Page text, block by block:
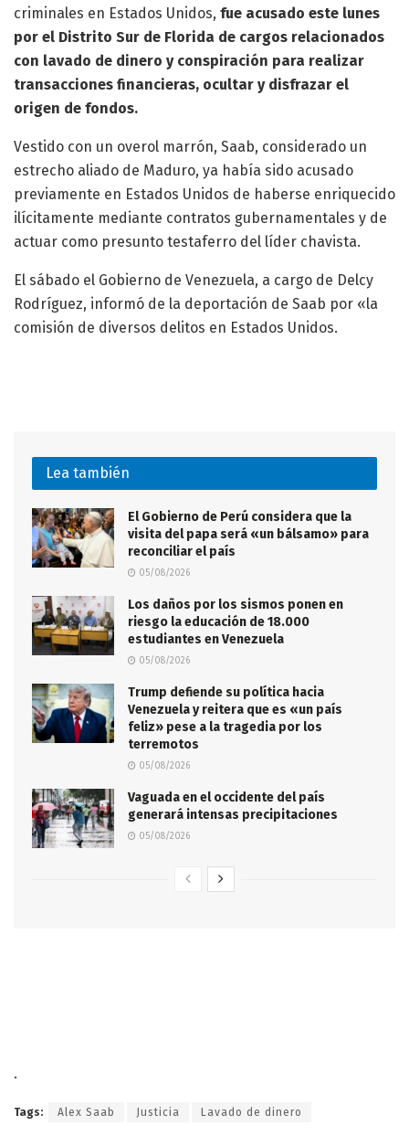
criminales en Estados Unidos, fue acusado este lunes
por el Distrito Sur de Florida de cargos relacionados
con lavado de dinero y conspiración para realizar
transacciones financieras, ocultar y disfrazar el
origen de fondos.
Vestido con un overol marrón, Saab, considerado un
estrecho aliado de Maduro, ya había sido acusado
previamente en Estados Unidos de haberse enriquecido
ilícitamente mediante contratos gubernamentales y de
actuar como presunto testaferro del líder chavista.
El sábado el Gobierno de Venezuela, a cargo de Delcy
Rodríguez, informó de la deportación de Saab por «la
comisión de diversos delitos en Estados Unidos.
Lea también
El Gobierno de Perú considera que la
visita del papa será «un bálsamo» para
reconciliar el país
05/08/2026
Los daños por los sismos ponen en
riesgo la educación de 18.000
estudiantes en Venezuela
05/08/2026
Trump defiende su política hacia
Venezuela y reitera que es «un país
feliz» pese a la tragedia por los
terremotos
05/08/2026
Vaguada en el occidente del país
generará intensas precipitaciones
05/08/2026
.
Tags: Alex Saab Justicia Lavado de dinero